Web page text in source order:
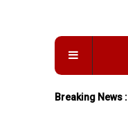
Breaking News :